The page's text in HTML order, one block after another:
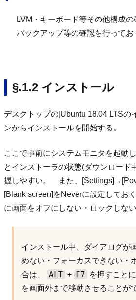
LVM・キーボード等その他構成の
バックアップ等の確認を行ってお
インストール
デスクトップの[Ubuntu 18.04 LTSの
ンからインストールを開始する。
ここで事前にシステムモニタを起動
とインストーラの状態(ダウンロード
握しやすい。 また、
[Blank screen]をNeverに設定してお
に画面をオフにしない・ロックしな
インストール中、ダイアログが
めない・フォーカスできない・
合は、
ALT + F7
を押すこと
を画面外まで移動させることが